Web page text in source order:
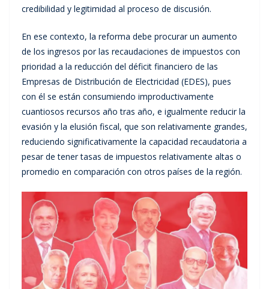
credibilidad y legitimidad al proceso de discusión.
En ese contexto, la reforma debe procurar un aumento
de los ingresos por las recaudaciones de impuestos con
prioridad a la reducción del déficit financiero de las
Empresas de Distribución de Electricidad (EDES), pues
con él se están consumiendo improductivamente
cuantiosos recursos año tras año, e igualmente reducir la
evasión y la elusión fiscal, que son relativamente grandes,
reduciendo significativamente la capacidad recaudatoria a
pesar de tener tasas de impuestos relativamente altas o
promedio en comparación con otros países de la región.